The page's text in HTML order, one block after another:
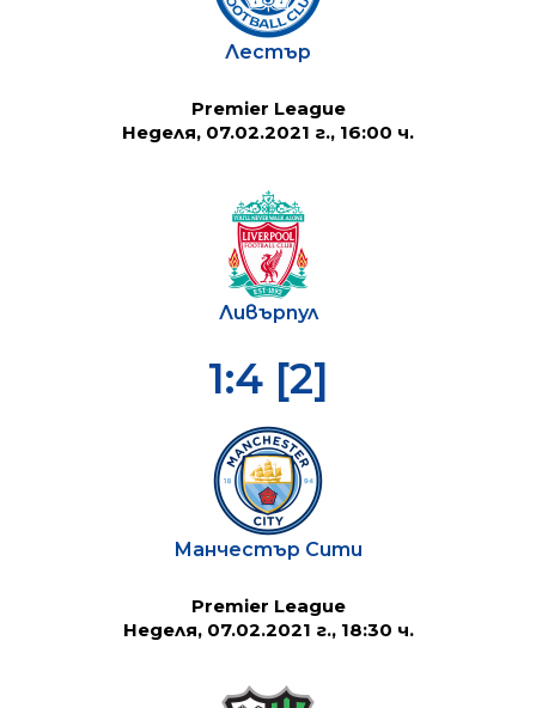
Лестър
Premier League
Неделя, 07.02.2021 г., 16:00 ч.
Ливърпул
1:4 [2]
Манчестър Сити
Premier League
Неделя, 07.02.2021 г., 18:30 ч.